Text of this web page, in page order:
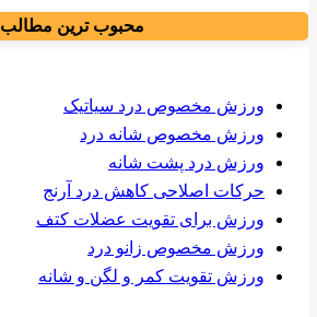
محبوب ترین مطالب
ورزش مخصوص درد سیاتیک
ورزش مخصوص شانه درد
ورزش درد پشت شانه
حرکات اصلاحی کاهش درد آرنج
ورزش برای تقویت عضلات کتف
ورزش مخصوص زانو درد
ورزش تقویت کمر و لگن و شانه